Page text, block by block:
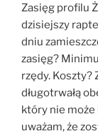
Zasięg profilu
dzisiejszy
dniu
zasięg?
rzędy. Koszty?
długotrwałą
który nie może
uważam, że